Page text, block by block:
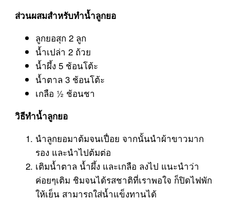
ส่วนผสมสำหรับทำน้ำลูกยอ
ลูกยอสุก 2 ลูก
น้ำเปล่า 2 ถ้วย
น้ำผึ้ง 5 ช้อนโต้ะ
น้ำตาล 3 ช้อนโต้ะ
เกลือ ½ ช้อนชา
วิธีทำน้ำลูกยอ
นำลูกยอมาต้มจนเปื่อย จากนั้นนำผ้าขาวมาก
รอง และนำไปต้มต่อ
เติมน้ำตาล น้ำผึ้ง และเกลือ ลงไป แนะนำว่า
ค่อยๆเติม ชิมจนได้รสชาติที่เราพอใจ ก็ปิดไฟพัก
ให้เย็น สามารถใส่น้ำแข็งทานได้